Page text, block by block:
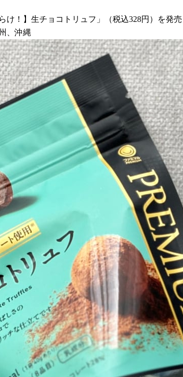
！】生チョコトリュフ」（税込328円）を発売
、沖縄